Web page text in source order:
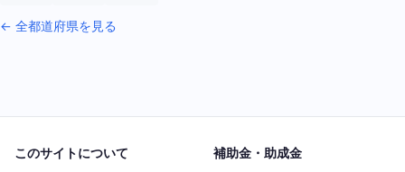
← 全都道府県を見る
このサイトについて 補助金・助成金